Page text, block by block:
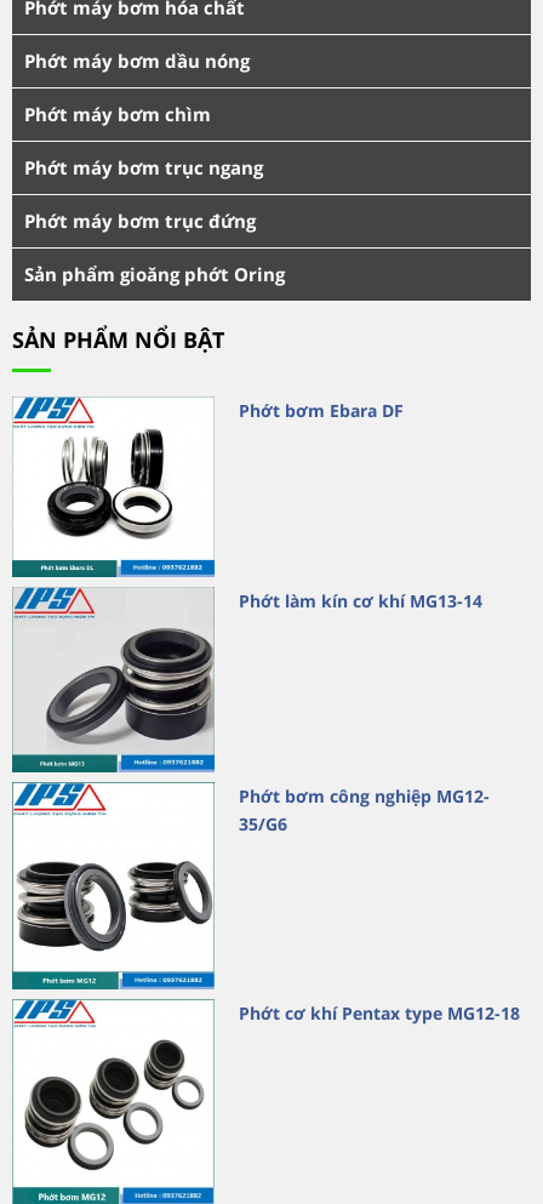
Phớt máy bơm hóa chất
Phớt máy bơm dầu nóng
Phớt máy bơm chìm
Phớt máy bơm trục ngang
Phớt máy bơm trục đứng
Sản phẩm gioăng phớt Oring
SẢN PHẨM NỔI BẬT
Phớt bơm Ebara DF
Phớt làm kín cơ khí MG13-14
Phớt bơm công nghiệp MG12-
35/G6
Phớt cơ khí Pentax type MG12-18